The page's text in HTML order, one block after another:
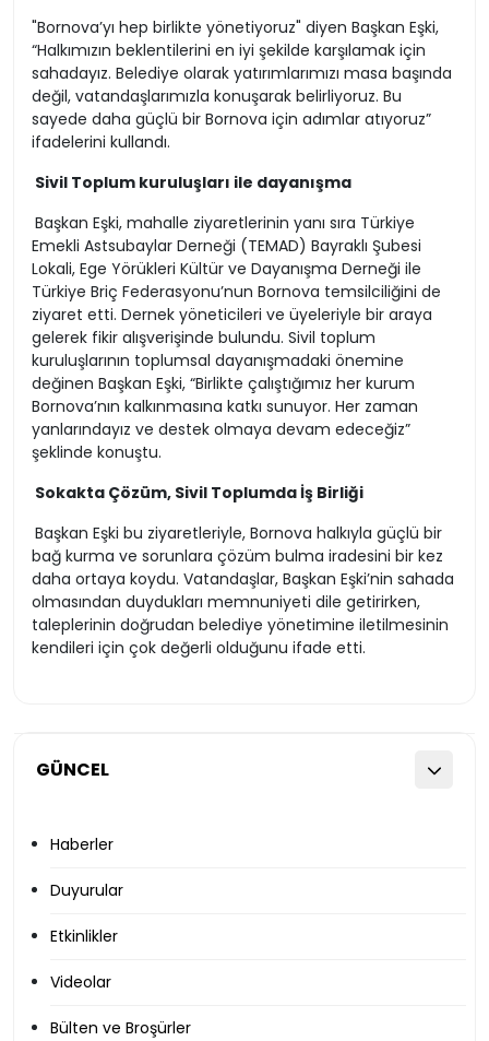
GÜNCEL
Haberler
Duyurular
Etkinlikler
Videolar
Bülten ve Broşürler
"Bornova’yı hep birlikte yönetiyoruz" diyen Başkan Eşki,
“Halkımızın beklentilerini en iyi şekilde karşılamak için
sahadayız. Belediye olarak yatırımlarımızı masa başında
değil, vatandaşlarımızla konuşarak belirliyoruz. Bu
sayede daha güçlü bir Bornova için adımlar atıyoruz”
ifadelerini kullandı.
Sivil Toplum kuruluşları ile dayanışma
Başkan Eşki, mahalle ziyaretlerinin yanı sıra Türkiye
Emekli Astsubaylar Derneği (TEMAD) Bayraklı Şubesi
Lokali, Ege Yörükleri Kültür ve Dayanışma Derneği ile
Türkiye Briç Federasyonu’nun Bornova temsilciliğini de
ziyaret etti. Dernek yöneticileri ve üyeleriyle bir araya
gelerek fikir alışverişinde bulundu. Sivil toplum
kuruluşlarının toplumsal dayanışmadaki önemine
değinen Başkan Eşki, “Birlikte çalıştığımız her kurum
Bornova’nın kalkınmasına katkı sunuyor. Her zaman
yanlarındayız ve destek olmaya devam edeceğiz”
şeklinde konuştu.
Sokakta Çözüm, Sivil Toplumda İş Birliği
Başkan Eşki bu ziyaretleriyle, Bornova halkıyla güçlü bir
bağ kurma ve sorunlara çözüm bulma iradesini bir kez
daha ortaya koydu. Vatandaşlar, Başkan Eşki’nin sahada
olmasından duydukları memnuniyeti dile getirirken,
taleplerinin doğrudan belediye yönetimine iletilmesinin
kendileri için çok değerli olduğunu ifade etti.